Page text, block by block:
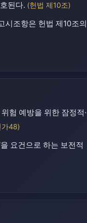
된다. (헌법 제10조)
시조항은 헌법 제10조의
험 예방을 위한 잠정적·
48)
요건으로 하는 보전적